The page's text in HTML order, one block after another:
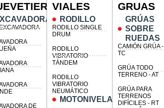
DE
VIALES
RODILLO
RODILLO SINGLE
DRUM
RODILLO
VIBRATORIO
TÁNDEM
RODILLO
VIBRATORIO
NEUMÁTICO
MOTONIVELADORA
GRUAS
GRÚAS
SOBRE
RUEDAS
CAMIÓN GRÚA -
TC
GRÚA TODO
TERRENO - AT
GRÚA PARA
TERRENOS
DIFÍCILES - RT